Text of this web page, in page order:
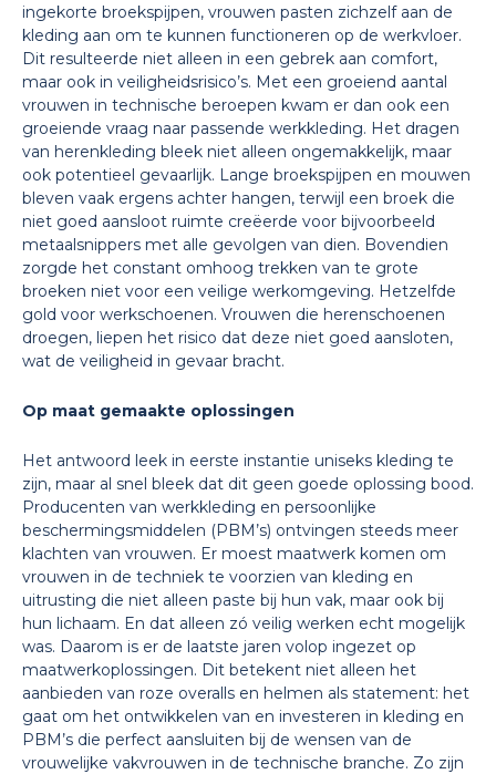
ingekorte broekspijpen, vrouwen pasten zichzelf aan de
kleding aan om te kunnen functioneren op de werkvloer.
Dit resulteerde niet alleen in een gebrek aan comfort,
maar ook in veiligheidsrisico’s. Met een groeiend aantal
vrouwen in technische beroepen kwam er dan ook een
groeiende vraag naar passende werkkleding. Het dragen
van herenkleding bleek niet alleen ongemakkelijk, maar
ook potentieel gevaarlijk. Lange broekspijpen en mouwen
bleven vaak ergens achter hangen, terwijl een broek die
niet goed aansloot ruimte creëerde voor bijvoorbeeld
metaalsnippers met alle gevolgen van dien. Bovendien
zorgde het constant omhoog trekken van te grote
broeken niet voor een veilige werkomgeving. Hetzelfde
gold voor werkschoenen. Vrouwen die herenschoenen
droegen, liepen het risico dat deze niet goed aansloten,
wat de veiligheid in gevaar bracht.
Op maat gemaakte oplossingen
Het antwoord leek in eerste instantie uniseks kleding te
zijn, maar al snel bleek dat dit geen goede oplossing bood.
Producenten van werkkleding en persoonlijke
beschermingsmiddelen (PBM’s) ontvingen steeds meer
klachten van vrouwen. Er moest maatwerk komen om
vrouwen in de techniek te voorzien van kleding en
uitrusting die niet alleen paste bij hun vak, maar ook bij
hun lichaam. En dat alleen zó veilig werken echt mogelijk
was. Daarom is er de laatste jaren volop ingezet op
maatwerkoplossingen. Dit betekent niet alleen het
aanbieden van roze overalls en helmen als statement: het
gaat om het ontwikkelen van en investeren in kleding en
PBM’s die perfect aansluiten bij de wensen van de
vrouwelijke vakvrouwen in de technische branche. Zo zijn